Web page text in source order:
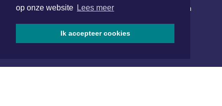
op onze website Lees meer
Ik accepteer cookies
Schrijf je in voor onze nieuwsbrief en krijg wekelijks een
Aanmelden
ONLINE DAGBLADEN